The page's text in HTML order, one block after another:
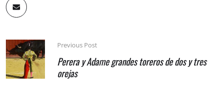
Previous Post
Perera y Adame grandes toreros de dos y tres
orejas